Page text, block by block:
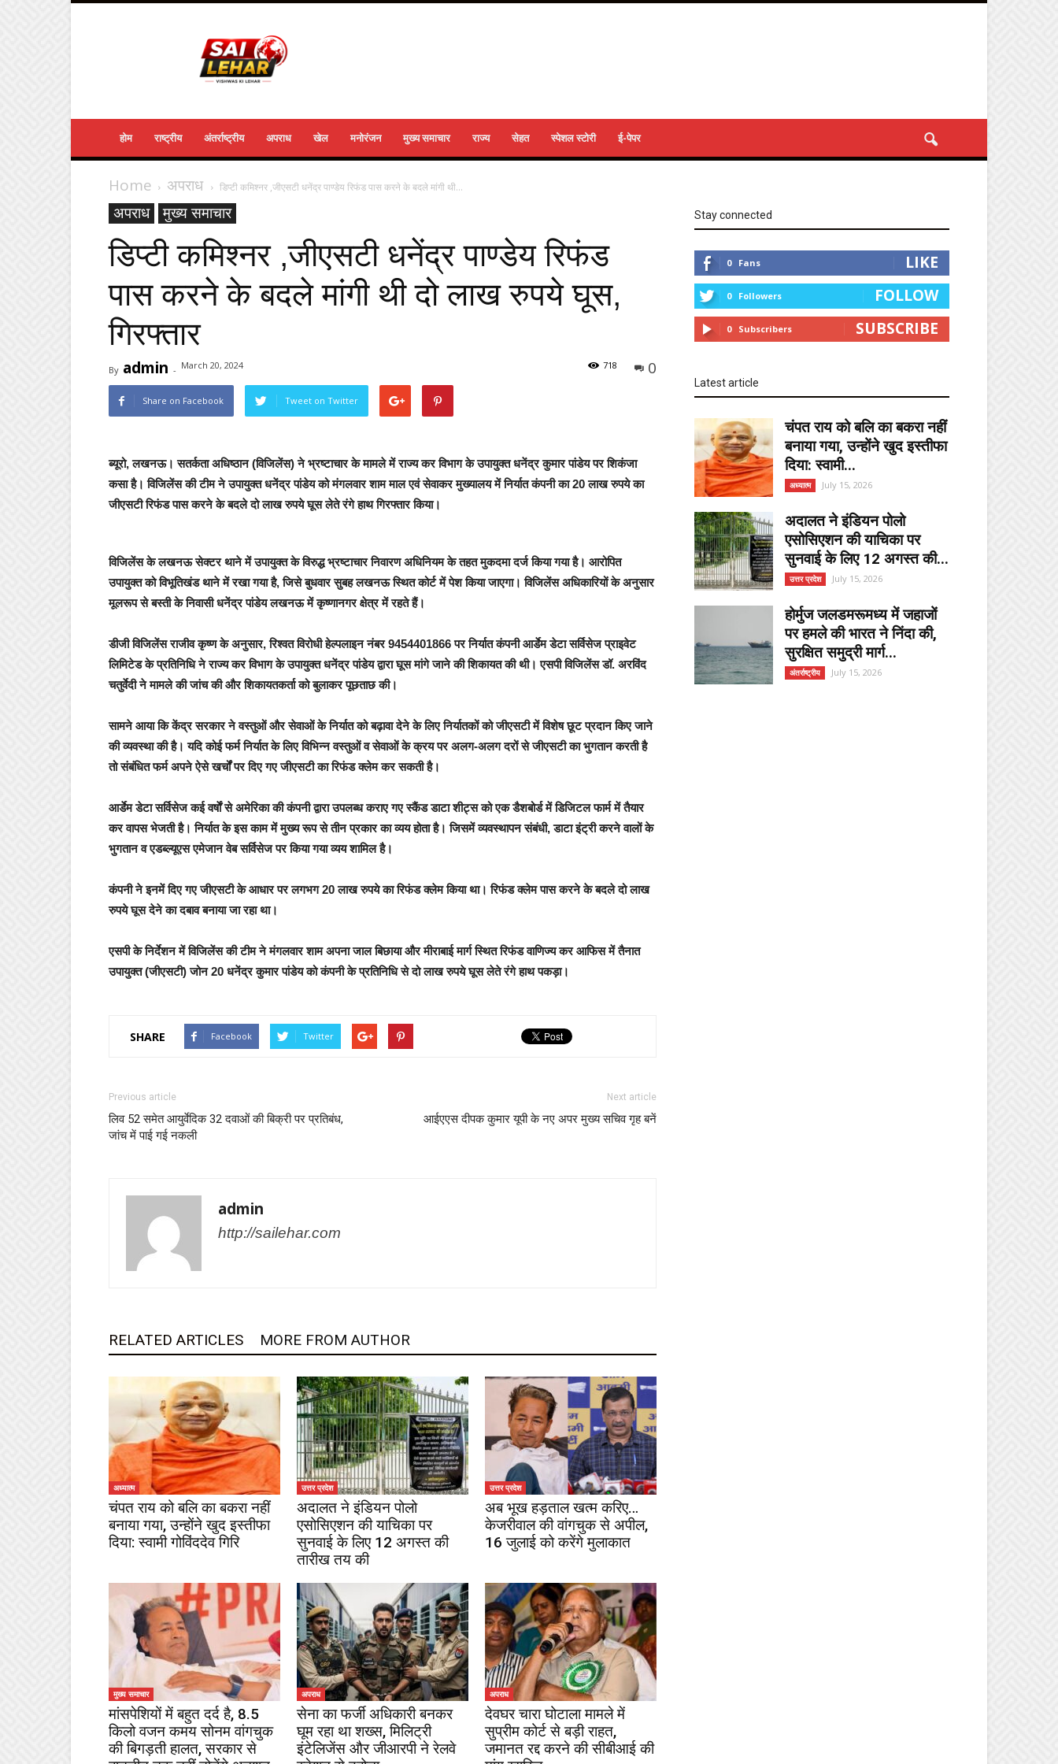
होम राष्ट्रीय अंतर्राष्ट्रीय अपराध खेल मनोरंजन मुख्य समाचार राज्य सेहत स्पेशल स्टोरी ई-पेपर
Home अपराध डिप्टी कमिश्नर ,जीएसटी धनेंद्र पाण्डेय रिफंड पास करने के बदले मांगी थी...
अपराध मुख्य समाचार
डिप्टी कमिश्नर ,जीएसटी धनेंद्र पाण्डेय रिफंड
पास करने के बदले मांगी थी दो लाख रुपये घूस,
गिरफ्तार
By admin - March 20, 2024 0
718
Share on Facebook Tweet on Twitter
ब्यूरो, लखनऊ।सतर्कता अधिष्ठान (विजिलेंस) ने भ्रष्टाचार के मामले में राज्य कर विभाग के उपायुक्त धनेंद्र कुमार पांडेय पर शिकंजा
कसा है। विजिलेंस की टीम ने उपायुक्त धनेंद्र पांडेय को मंगलवार शाम माल एवं सेवाकर मुख्यालय में निर्यात कंपनी का 20 लाख रुपये का
जीएसटी रिफंड पास करने के बदले दो लाख रुपये घूस लेते रंगे हाथ गिरफ्तार किया।
विजिलेंस के लखनऊ सेक्टर थाने में उपायुक्त के विरुद्ध भ्रष्टाचार निवारण अधिनियम के तहत मुकदमा दर्ज किया गया है। आरोपित
उपायुक्त को विभूतिखंड थाने में रखा गया है, जिसे बुधवार सुबह लखनऊ स्थित कोर्ट में पेश किया जाएगा। विजिलेंस अधिकारियों के अनुसार
मूलरूप से बस्ती के निवासी धनेंद्र पांडेय लखनऊ में कृष्णानगर क्षेत्र में रहते हैं।
डीजी विजिलेंस राजीव कृष्ण के अनुसार, रिश्वत विरोधी हेल्पलाइन नंबर 9454401866 पर निर्यात कंपनी आर्डेम डेटा सर्विसेज प्राइवेट
लिमिटेड के प्रतिनिधि ने राज्य कर विभाग के उपायुक्त धनेंद्र पांडेय द्वारा घूस मांगे जाने की शिकायत की थी। एसपी विजिलेंस डॉ. अरविंद
चतुर्वेदी ने मामले की जांच की और शिकायतकर्ता को बुलाकर पूछताछ की।
सामने आया कि केंद्र सरकार ने वस्तुओं और सेवाओं के निर्यात को बढ़ावा देने के लिए निर्यातकों को जीएसटी में विशेष छूट प्रदान किए जाने
की व्यवस्था की है। यदि कोई फर्म निर्यात के लिए विभिन्न वस्तुओं व सेवाओं के क्रय पर अलग-अलग दरों से जीएसटी का भुगतान करती है
तो संबंधित फर्म अपने ऐसे खर्चों पर दिए गए जीएसटी का रिफंड क्लेम कर सकती है।
आर्डेम डेटा सर्विसेज कई वर्षाें से अमेरिका की कंपनी द्वारा उपलब्ध कराए गए स्कैंड डाटा शीट्स को एक डैशबोर्ड में डिजिटल फार्म में तैयार
कर वापस भेजती है। निर्यात के इस काम में मुख्य रूप से तीन प्रकार का व्यय होता है। जिसमें व्यवस्थापन संबंधी, डाटा इंट्री करने वालों के
भुगतान व एडब्ल्यूएस एमेजान वेब सर्विसेज पर किया गया व्यय शामिल है।
कंपनी ने इनमें दिए गए जीएसटी के आधार पर लगभग 20 लाख रुपये का रिफंड क्लेम किया था। रिफंड क्लेम पास करने के बदले दो लाख
रुपये घूस देने का दबाव बनाया जा रहा था।
एसपी के निर्देशन में विजिलेंस की टीम ने मंगलवार शाम अपना जाल बिछाया और मीराबाई मार्ग स्थित रिफंड वाणिज्य कर आफिस में तैनात
उपायुक्त (जीएसटी) जोन 20 धनेंद्र कुमार पांडेय को कंपनी के प्रतिनिधि से दो लाख रुपये घूस लेते रंगे हाथ पकड़ा।
SHARE Facebook Twitter
Previous article
लिव 52 समेत आयुर्वेदिक 32 दवाओं की बिक्री पर प्रतिबंध,
जांच में पाई गई नकली
Next article
आईएएस दीपक कुमार यूपी के नए अपर मुख्य सचिव गृह बनें
admin
http://sailehar.com
RELATED ARTICLES MORE FROM AUTHOR
अध्यात्म
चंपत राय को बलि का बकरा नहीं
बनाया गया, उन्होंने खुद इस्तीफा
दिया: स्वामी गोविंददेव गिरि
उत्तर प्रदेश
अदालत ने इंडियन पोलो
एसोसिएशन की याचिका पर
सुनवाई के लिए 12 अगस्त की
तारीख तय की
उत्तर प्रदेश
अब भूख हड़ताल खत्म करिए…
केजरीवाल की वांगचुक से अपील,
16 जुलाई को करेंगे मुलाकात
मुख्य समाचार
मांसपेशियों में बहुत दर्द है, 8.5
किलो वजन कमय सोनम वांगचुक
की बिगड़ती हालत, सरकार से
अपराध
सेना का फर्जी अधिकारी बनकर
घूम रहा था शख्स, मिलिट्री
इंटेलिजेंस और जीआरपी ने रेलवे
अपराध
देवघर चारा घोटाला मामले में
सुप्रीम कोर्ट से बड़ी राहत,
जमानत रद्द करने की सीबीआई की
Stay connected
0 Fans LIKE
0 Followers FOLLOW
0 Subscribers SUBSCRIBE
Latest article
चंपत राय को बलि का बकरा नहीं
बनाया गया, उन्होंने खुद इस्तीफा
दिया: स्वामी...
अध्यात्म July 15, 2026
अदालत ने इंडियन पोलो
एसोसिएशन की याचिका पर
सुनवाई के लिए 12 अगस्त की...
उत्तर प्रदेश July 15, 2026
होर्मुज जलडमरूमध्य में जहाजों
पर हमले की भारत ने निंदा की,
सुरक्षित समुद्री मार्ग...
अंतर्राष्ट्रीय July 15, 2026